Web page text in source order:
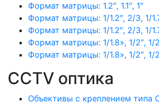
Формат матрицы: 1.2″, 1.1″, 1″
Формат матрицы: 1/1.2″, 2/3, 1/
Формат матрицы: 1/1.2″, 2/3, 1/
Формат матрицы: 1/1.8», 1/2″, 1/
Формат матрицы: 1/1.8», 1/2″, 1/
CCTV оптика
Объективы с креплением типа